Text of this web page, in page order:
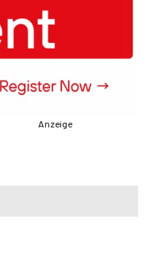
Anzeige